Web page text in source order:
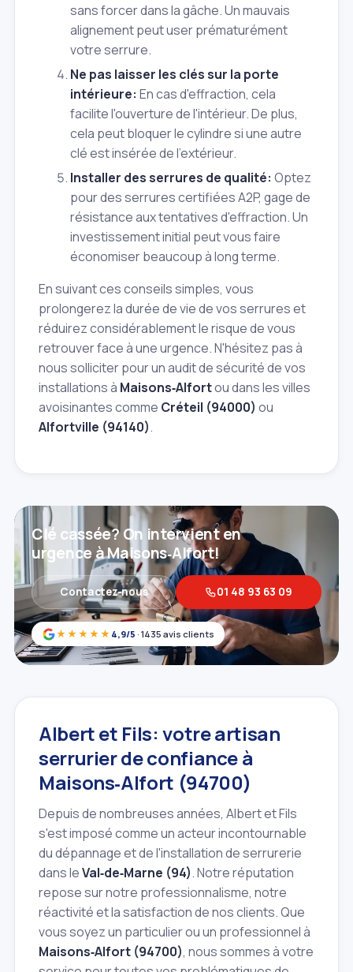
sans forcer dans la gâche. Un mauvais
alignement peut user prématurément
votre serrure.
Ne pas laisser les clés sur la porte
intérieure: En cas d'effraction, cela
facilite l'ouverture de l'intérieur. De plus,
cela peut bloquer le cylindre si une autre
clé est insérée de l'extérieur.
Installer des serrures de qualité: Optez
pour des serrures certifiées A2P, gage de
résistance aux tentatives d'effraction. Un
investissement initial peut vous faire
économiser beaucoup à long terme.
En suivant ces conseils simples, vous
prolongerez la durée de vie de vos serrures et
réduirez considérablement le risque de vous
retrouver face à une urgence. N'hésitez pas à
nous solliciter pour un audit de sécurité de vos
installations à Maisons‑Alfortou dans les villes
avoisinantes comme Créteil (94000) ou
Alfortville (94140).
★★★★★ 4,9/5 · 1435 avis clients
Clé cassée? On intervient en
urgence à Maisons‑Alfort!
Contactez‑nous 01 48 93 63 09
Albert et Fils: votre artisan
serrurier de confiance à
Maisons‑Alfort (94700)
Depuis de nombreuses années, Albert et Fils
s'est imposé comme un acteur incontournable
du dépannage et de l'installation de serrurerie
dans leVal‑de‑Marne (94). Notre réputation
repose sur notre professionnalisme, notre
réactivité et la satisfaction de nos clients. Que
vous soyez un particulier ou un professionnel à
Maisons‑Alfort (94700), nous sommes à votre